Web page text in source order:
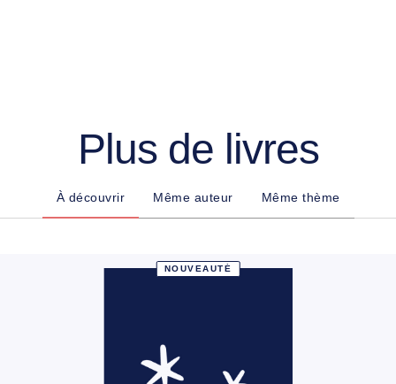
Plus de livres
À découvrir Même auteur Même thème
NOUVEAUTÉ